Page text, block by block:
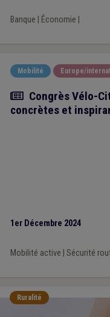
Banque Économie
Mobilité Europe/
Article
Congrès Vélo-
concrètes et
1er Décembre 2024
Mobilité active Sécurité
Ruralité